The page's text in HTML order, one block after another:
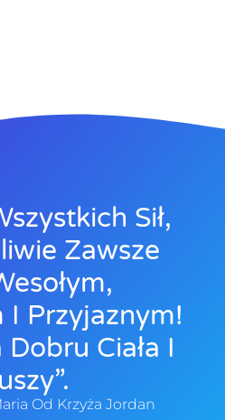
Sił,
Zawsze
I Przyjaznym!
Ciała I
Od Krzyża Jordan